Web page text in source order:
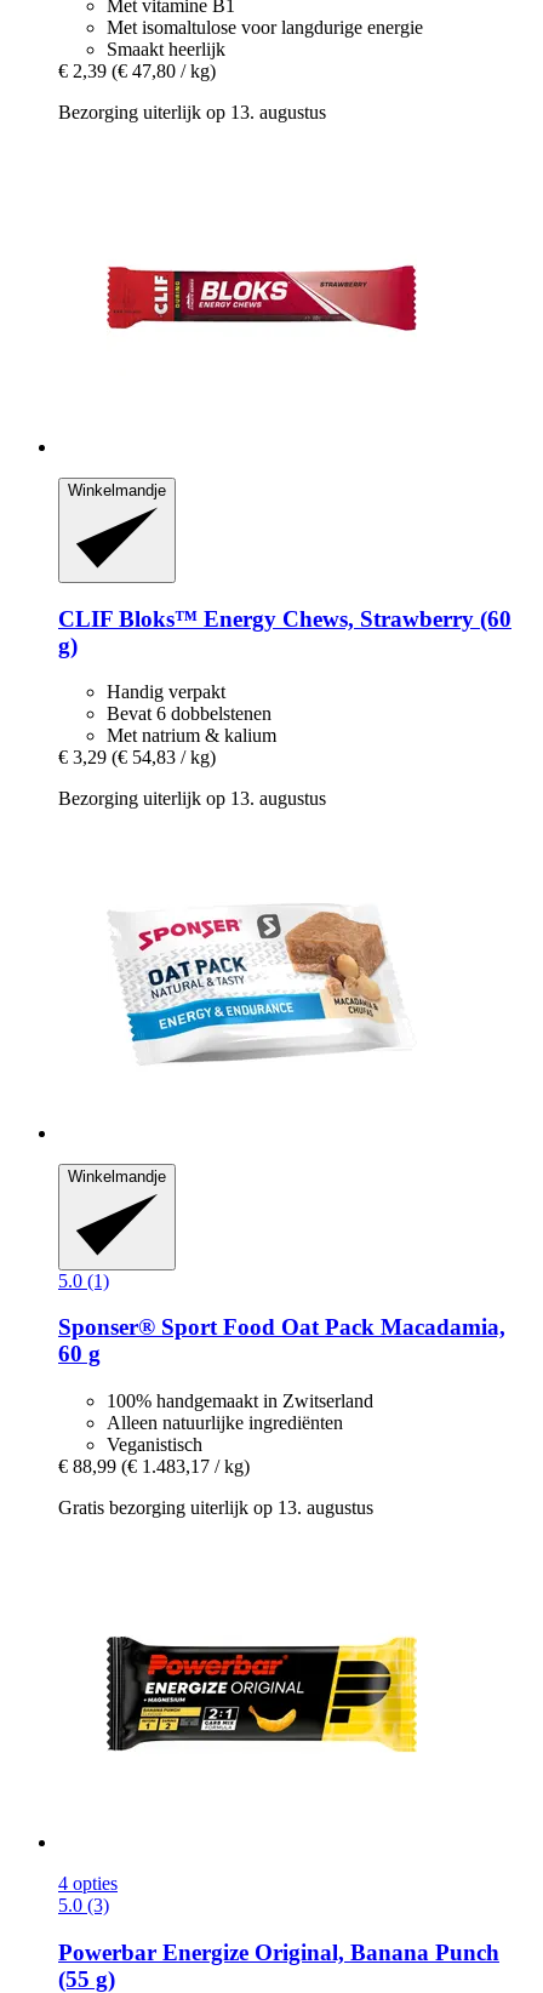
Met vitamine B1
Met isomaltulose voor langdurige energie
Smaakt heerlijk
€ 2,39 (€ 47,80 / kg)
Bezorging uiterlijk op 13. augustus
Winkelmandje
CLIF Bloks™ Energy Chews, Strawberry (60
g)
Handig verpakt
Bevat 6 dobbelstenen
Met natrium & kalium
€ 3,29 (€ 54,83 / kg)
Bezorging uiterlijk op 13. augustus
Winkelmandje
5.0 (1)
Sponser® Sport Food Oat Pack Macadamia,
60 g
100% handgemaakt in Zwitserland
Alleen natuurlijke ingrediënten
Veganistisch
€ 88,99 (€ 1.483,17 / kg)
Gratis bezorging uiterlijk op 13. augustus
4 opties
5.0 (3)
Powerbar Energize Original, Banana Punch
(55 g)